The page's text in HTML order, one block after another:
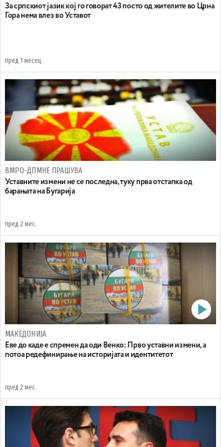
За српскиот јазик кој го говорат 43 посто од жителите во Црна
Гора нема влез во Уставот
пред 1 месец
ВМРО-ДПМНЕ ПРАШУВА
Уставните измени не се последна, туку прва отстапка од
барањата на Бугарија
пред 2 мес.
МАКЕДОНИЈА
Еве до каде е спремен да оди Венко: Прво уставни измени, а
потоа редефинирање на историјата и идентитетот
пред 2 мес.